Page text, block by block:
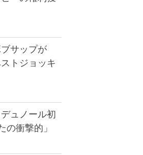
サップが
トジョッキ
ュノール初
衝撃的」